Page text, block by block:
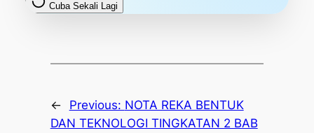
Cuba Sekali Lagi
← Previous: NOTA REKA BENTUK
DAN TEKNOLOGI TINGKATAN 2 BAB